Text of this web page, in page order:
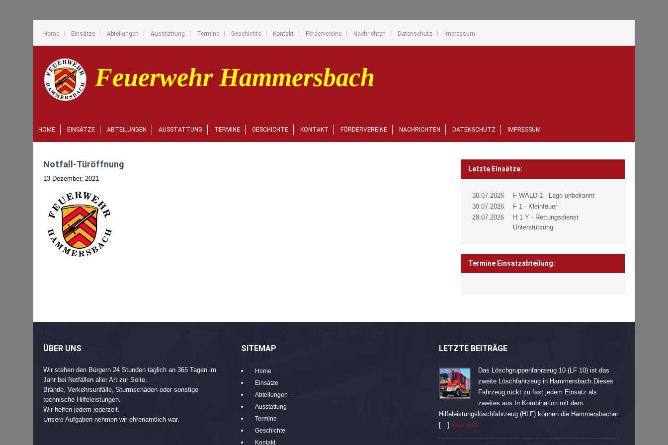
Home Einsätze Abteilungen Ausstattung Termine Geschichte Kontakt Fördervereine Nachrichten Datenschutz Impressum
HOME EINSÄTZE ABTEILUNGEN AUSSTATTUNG TERMINE GESCHICHTE KONTAKT FÖRDERVEREINE NACHRICHTEN DATENSCHUTZ IMPRESSUM
Notfall-Türöffnung
13 Dezember, 2021
Letzte Einsätze:
30.07.2026
F WALD 1 - Lage unbekannt
30.07.2026
F 1 - Kleinfeuer
28.07.2026
H 1 Y - Rettungsdienst
Unterstützung
Termine Einsatzabteilung:
ÜBER UNS
Wir stehen den Bürgern 24 Stunden täglich an 365 Tagen im
Jahr bei Notfällen aller Art zur Seite.
Brände, Verkehrsunfälle, Sturmschäden oder sonstige
technische Hilfeleistungen.
Wir helfen jedem jederzeit.
Unsere Aufgaben nehmen wir ehrenamtlich war.
SITEMAP
Home
Einsätze
Abteilungen
Ausstattung
Termine
Geschichte
Kontakt
LETZTE BEITRÄGE
Das Löschgruppenfahrzeug 10 (LF 10) ist das
zweite Löschfahrzeug in Hammersbach.Dieses
Fahrzeug rückt zu fast jedem Einsatz als
zweites aus.In Kombination mit dem
Hilfeleistungslöschfahrzeug (HLF) können die Hammersbacher
[…] Read more